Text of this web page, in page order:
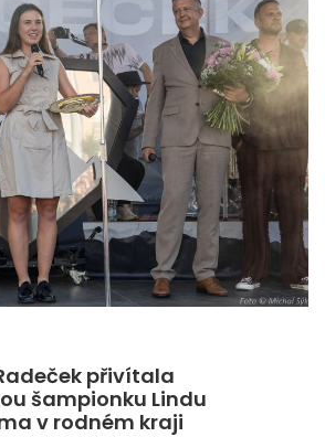
přivítala
šampionku Lindu
v rodném kraji